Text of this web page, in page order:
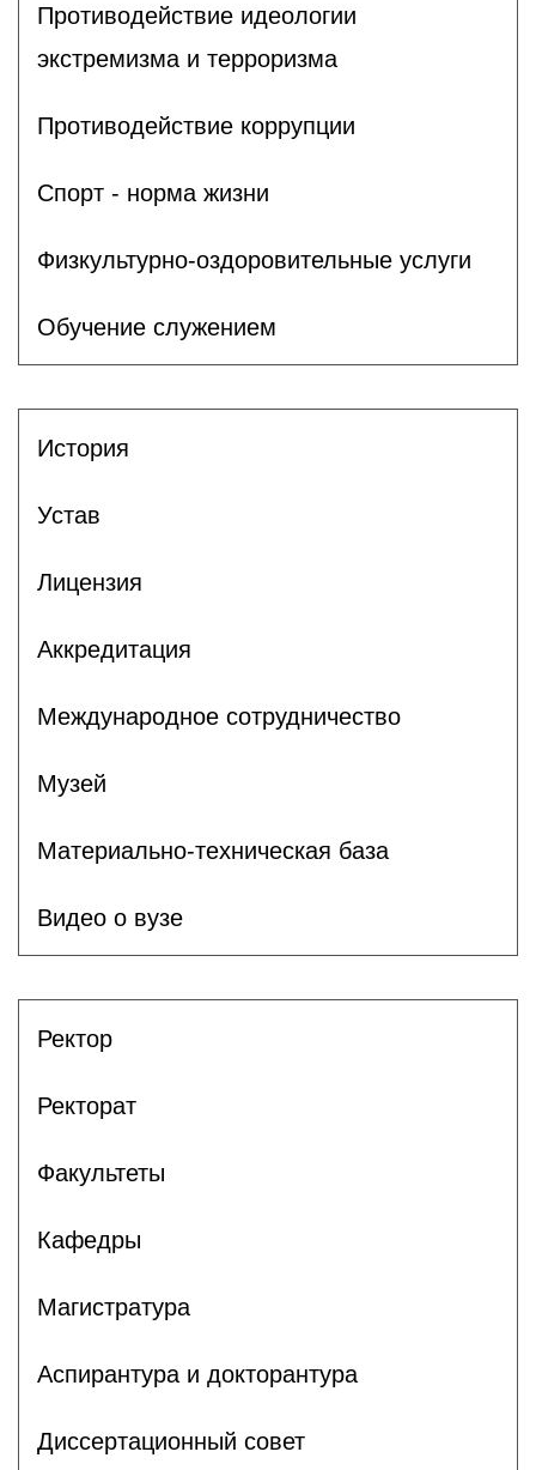
Противодействие идеологии
экстремизма и терроризма
Противодействие коррупции
Спорт - норма жизни
Физкультурно-оздоровительные услуги
Обучение служением
История
Устав
Лицензия
Аккредитация
Международное сотрудничество
Музей
Материально-техническая база
Видео о вузе
Ректор
Ректорат
Факультеты
Кафедры
Магистратура
Аспирантура и докторантура
Диссертационный совет